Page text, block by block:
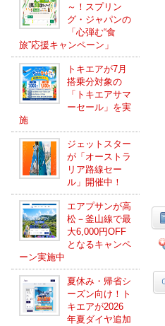
～！スプリン
グ・ジャパンの
「心弾む“食
旅”応援キャンペーン」
トキエアが7月
搭乗分対象の
「トキエアサマ
ーセール」を実
施
ジェットスター
が「オーストラ
リア路線セー
ル」開催中！
エアプサンが高
松－釜山線で最
大6,000円OFF
となるキャンペ
ーン実施中
夏休み・帰省シ
ーズン向け！ト
キエアが2026
年夏ダイヤ追加